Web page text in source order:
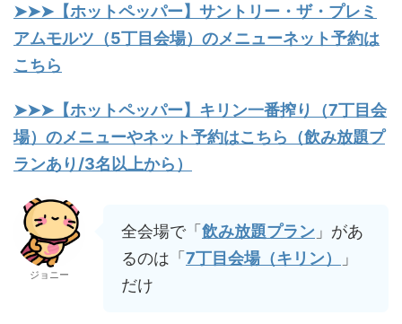
➤➤➤【ホットペッパー】サントリー・ザ・プレミ
アムモルツ（5丁目会場）のメニューネット予約は
こちら
➤➤➤【ホットペッパー】キリン一番搾り（7丁目会
場）のメニューやネット予約はこちら（飲み放題プ
ランあり/3名以上から）
ジョニー
全会場で「飲み放題プラン 」があ
るのは「7丁目会場（キリン）
」
だけ